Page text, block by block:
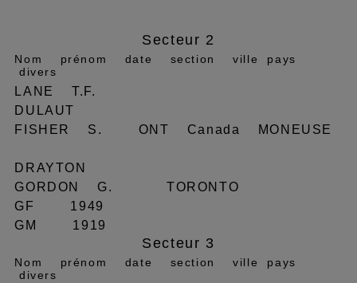
Secteur 2
Nom prénom date section ville pays
divers
LANE T.F.
DULAUT
FISHER S. ONT Canada MONEUSE
DRAYTON
GORDON G. TORONTO
GF 1949
GM 1919
Secteur 3
Nom prénom date section ville pays
divers